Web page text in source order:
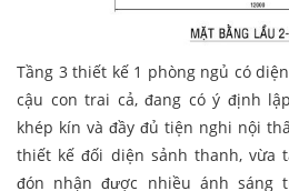
Tầng 3 thiết kế 1 phòng ngủ có
cậu con trai cả, đang có ý định
khép kín và đầy đủ tiện nghi nội
thiết kế đối diện sảnh thanh, vừa
đón nhận được nhiều ánh sáng